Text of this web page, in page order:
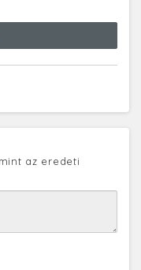
az eredeti